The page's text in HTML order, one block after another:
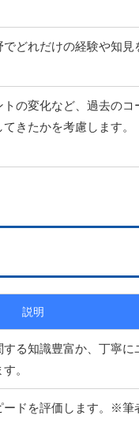
どれだけの経験や知見
の変化など、過去のコ
きたかを考慮します。
説明
る知識豊富か、丁寧に
。
ードを評価します。※筆